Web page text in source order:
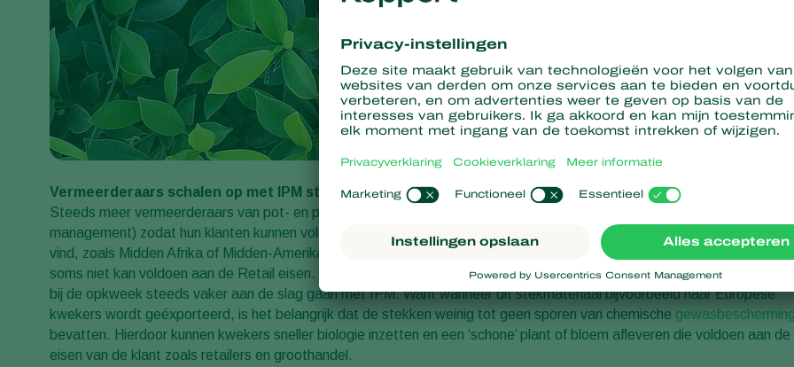
Vermeerderaars schalen op met IPM strategie
Steeds meer vermeerderaars van pot- en perkplanten gaan intensiever aan de slag met IPM (integrated pest
management) zodat hun klanten kunnen voldoen aan de eisen van hun afnemers. In de landen waar de opkweek plaats
vind, zoals Midden Afrika of Midden-Amerika, zijn vaak meer chemische middelen toegelaten waardoor het eindproduct
soms niet kan voldoen aan de Retail eisen. Gelukkig merken we dat vooruitstrevende vermeerderaars ook in deze landen
bij de opkweek steeds vaker aan de slag gaan met IPM. Want wanneer dit stekmateriaal bijvoorbeeld naar Europese
kwekers wordt geëxporteerd, is het belangrijk dat de stekken weinig tot geen sporen van chemische gewasbescherming
bevatten. Hierdoor kunnen kwekers sneller biologie inzetten en een ‘schone’ plant of bloem afleveren die voldoen aan de
eisen van de klant zoals retailers en groothandel.